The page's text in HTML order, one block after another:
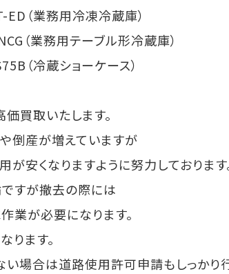
（業務用冷凍冷蔵庫）
（業務用テーブル形冷蔵庫）
（冷蔵ショーケース）
買取いたします。
倒産が増えていますが
安くなりますように努力しております
すが撤去の際には
業が必要になります。
ります。
い場合は道路使用許可申請もしっかり